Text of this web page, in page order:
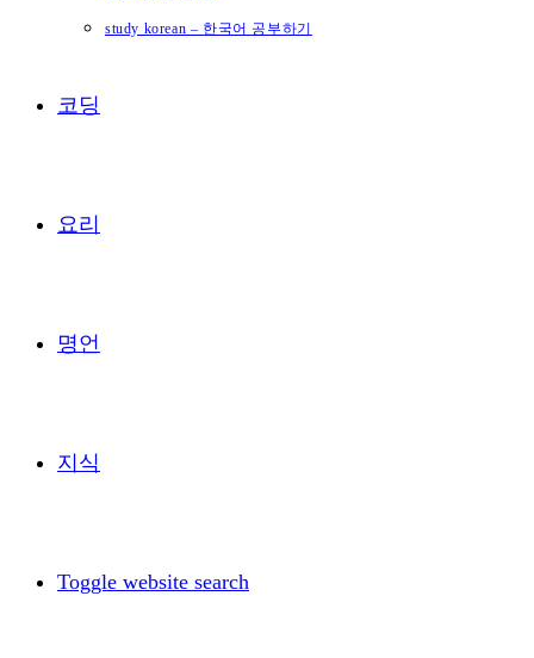
study korean – 한국어 공부하기
코딩
요리
명언
지식
Toggle website search